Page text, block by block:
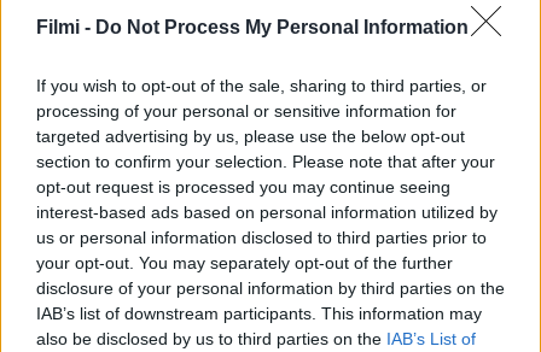
Filmi - Do Not Process My Personal Information
If you wish to opt-out of the sale, sharing to third parties, or
processing of your personal or sensitive information for
targeted advertising by us, please use the below opt-out
section to confirm your selection. Please note that after your
opt-out request is processed you may continue seeing
interest-based ads based on personal information utilized by
us or personal information disclosed to third parties prior to
your opt-out. You may separately opt-out of the further
disclosure of your personal information by third parties on the
IAB’s list of downstream participants. This information may
also be disclosed by us to third parties on the IAB’s List of
2008 7.1
Tűzgyűrű
SOROZAT